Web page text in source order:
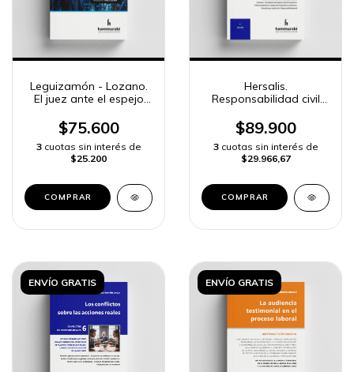
Leguizamón - Lozano.
El juez ante el espejo
$75.600
3 cuotas sin interés de
$25.200
COMPRAR
Hersalis.
Responsabilidad civil
incumplimiento del
consentimiento
informado
$89.900
3 cuotas sin interés de
$29.966,67
COMPRAR
ENVÍO GRATIS ENVÍO GRATIS